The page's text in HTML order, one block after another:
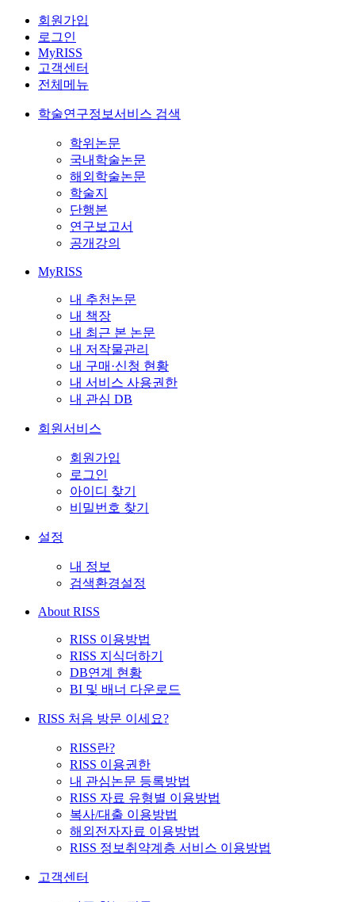
회원가입
로그인
MyRISS
고객센터
전체메뉴
학술연구정보서비스 검색
학위논문
국내학술논문
해외학술논문
학술지
단행본
연구보고서
공개강의
MyRISS
내 추천논문
내 책장
내 최근 본 논문
내 저작물관리
내 구매·신청 현황
내 서비스 사용권한
내 관심 DB
회원서비스
회원가입
로그인
아이디 찾기
비밀번호 찾기
설정
내 정보
검색환경설정
About RISS
RISS 이용방법
RISS 지식더하기
DB연계 현황
BI 및 배너 다운로드
RISS 처음 방문 이세요?
RISS란?
RISS 이용권한
내 관심논문 등록방법
RISS 자료 유형별 이용방법
복사/대출 이용방법
해외전자자료 이용방법
RISS 정보취약계층 서비스 이용방법
고객센터